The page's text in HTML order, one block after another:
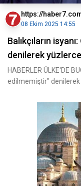
https://
08 Ekim 2025 14:55
Balıkçıların
denilerek
HABERLER ÜLKE'DE
edilmemiştir"